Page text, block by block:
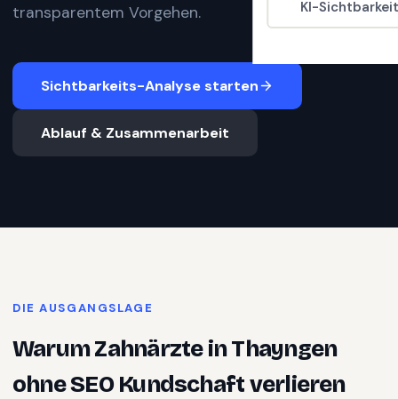
KI-
transparentem Vorgehen.
Sichtbarkeits-Analyse starten
Ablauf & Zusammenarbeit
DIE AUSGANGSLAGE
WarumZahnärzteinThayngen
ohne SEO Kundschaft verlieren